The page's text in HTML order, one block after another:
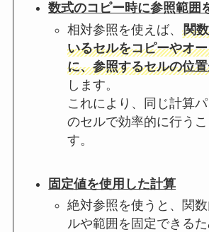
数式のコピー時に参照範囲
相対参照を使えば、関
いるセルをコピーやオ
に、参照するセルの位
します。
これにより、同じ計算
のセルで効率的に行う
す。
固定値を使用した計算
絶対参照を使うと、関
ルや範囲を固定できる